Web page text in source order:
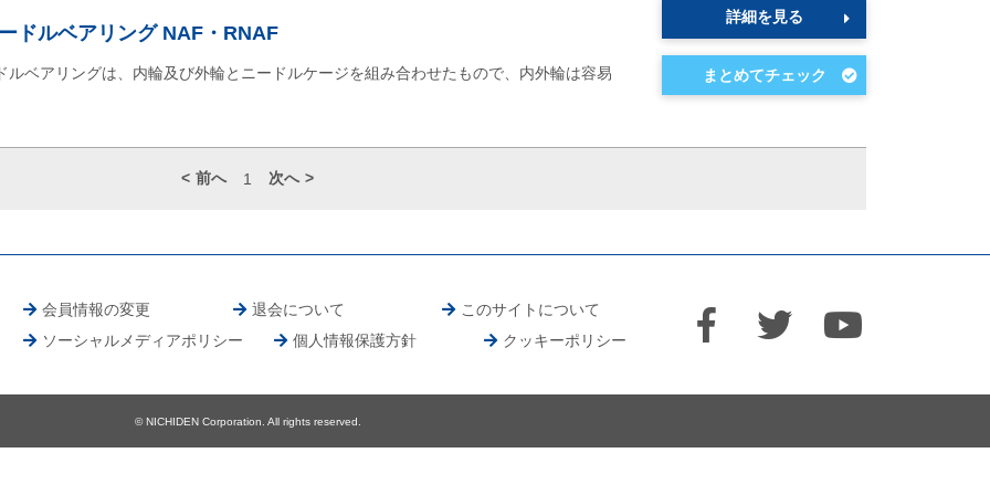
ドルベアリング NAF・RNAF
ルベアリングは、内輪及び外輪とニードルケージを組み合わせたもので、内外輪は容易
詳細を見る
前へ 1 次へ
会員情報の変更 退会について
このサイトについて
ソーシャルメディアポリシー
個人情報保護方針 クッキーポリシー
© NICHIDEN Corporation. All rights reserved.